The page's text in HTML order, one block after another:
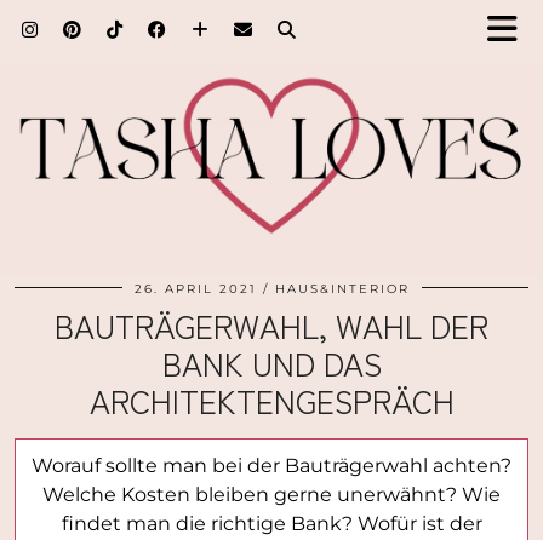
26. APRIL 2021 HAUS&INTERIOR
BAUTRÄGERWAHL, WAHL DER
BANK UND DAS
ARCHITEKTENGESPRÄCH
Worauf sollte man bei der Bauträgerwahl achten?
Welche Kosten bleiben gerne unerwähnt? Wie
findet man die richtige Bank? Wofür ist der